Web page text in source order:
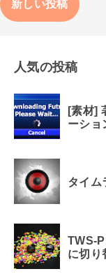
新しい投稿
人気の投稿
[素材]
ーショ
タイム
TWS-
に切り